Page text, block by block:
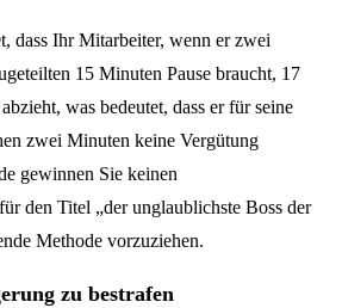
dass Ihr Mitarbeiter, wenn er zwei
15 Minuten Pause braucht, 17
was bedeutet, dass er für seine
zwei Minuten keine Vergütung
gewinnen Sie keinen
den Titel „der unglaublichste Boss der
Methode vorzuziehen.
zu bestrafen